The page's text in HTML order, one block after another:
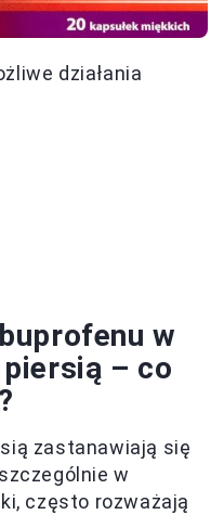
działania
w
– co
zastanawiają się
w
często rozważają